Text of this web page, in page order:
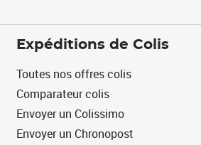
Expéditions de Colis
Toutes nos offres colis
Comparateur colis
Envoyer un Colissimo
Envoyer un Chronopost